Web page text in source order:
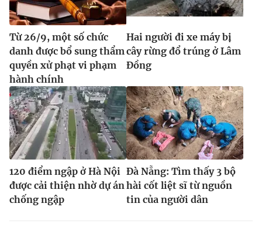
Từ 26/9, một số chức
danh được bổ sung thẩm
quyền xử phạt vi phạm
hành chính
Hai người đi xe máy bị
cây rừng đổ trúng ở Lâm
Đồng
120 điểm ngập ở Hà Nội
được cải thiện nhờ dự án
chống ngập
Đà Nẵng: Tìm thấy 3 bộ
hài cốt liệt sĩ từ nguồn
tin của người dân